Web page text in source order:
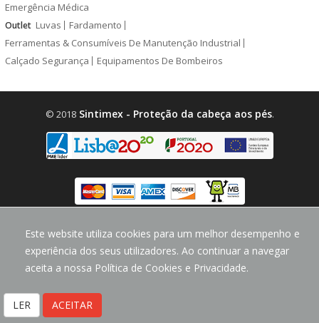
Este website utiliza cookies para um melhor desempenho e
experiência dos seus utilizadores. Ao continuar a navegar
aceita a nossa Política de Cookies e Privacidade.
LER ACEITAR
Emergência Médica
Outlet Luvas
Fardamento
Ferramentas & Consumíveis De Manutenção Industrial
Calçado Segurança
Equipamentos De Bombeiros
© 2018Sintimex - Proteção da cabeça aos pés.
design byCodeMind.PT
Parceiro Digital desde 2018 Top 5% PME